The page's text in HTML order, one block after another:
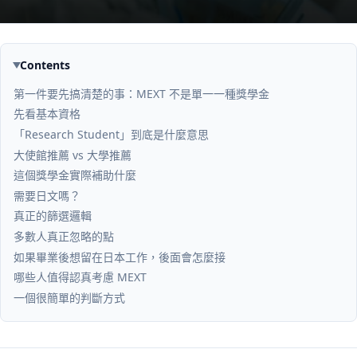
Contents
第一件要先搞清楚的事：MEXT 不是單一一種獎學金
先看基本資格
「Research Student」到底是什麼意思
大使館推薦 vs 大學推薦
這個獎學金實際補助什麼
需要日文嗎？
真正的篩選邏輯
多數人真正忽略的點
如果畢業後想留在日本工作，後面會怎麼接
哪些人值得認真考慮 MEXT
一個很簡單的判斷方式